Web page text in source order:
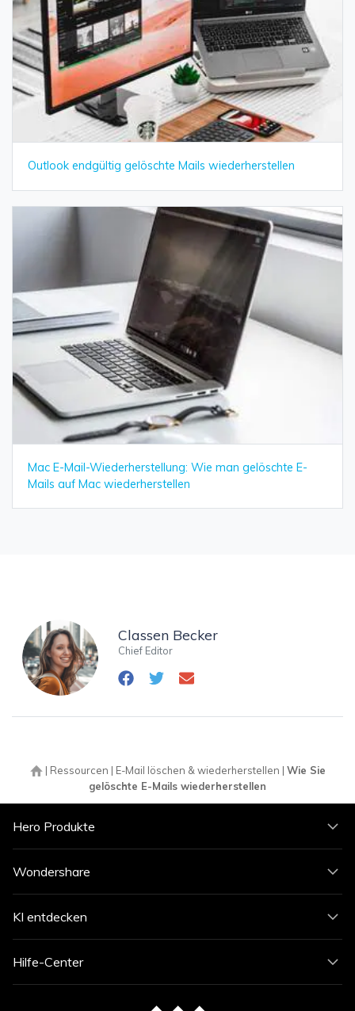
Outlook endgültig gelöschte Mails wiederherstellen
Mac E-Mail-Wiederherstellung: Wie man gelöschte E-
Mails auf Mac wiederherstellen
Classen Becker
Chief Editor
| Ressourcen | E-Mail löschen & wiederherstellen | Wie Sie
gelöschte E-Mails wiederherstellen
Hero Produkte
Wondershare
KI entdecken
Hilfe-Center